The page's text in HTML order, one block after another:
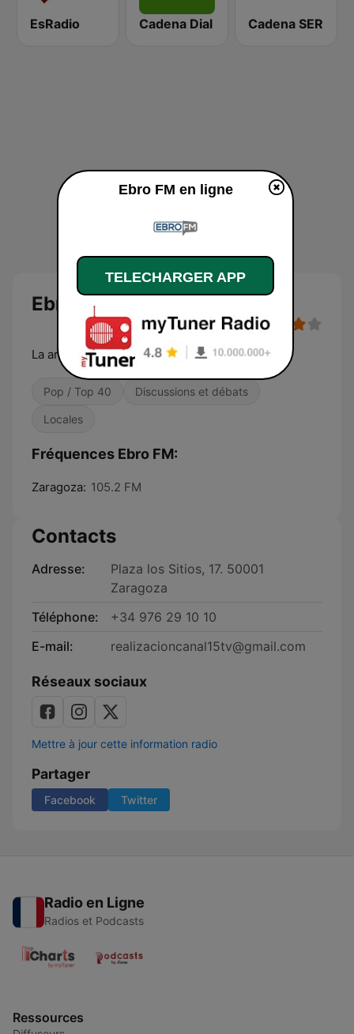
EsRadio Cadena Dial Cadena SER
Ebro FM
La aragonesa
Pop / Top 40 Discussions et débats
Locales
Fréquences Ebro FM:
Zaragoza: 105.2 FM
Contacts
Adresse:
Plaza los Sitios, 17. 50001
Zaragoza
Téléphone:
+34 976 29 10 10
E-mail:
realizacioncanal15tv@gmail.com
Réseaux sociaux
Mettre à jour cette information radio
Partager
Facebook Twitter
Radio en Ligne
Radios et Podcasts
Ressources
Ebro FM en ligne
TELECHARGER APP